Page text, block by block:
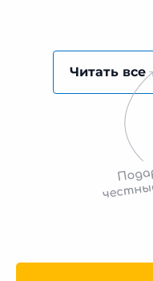
Читать все